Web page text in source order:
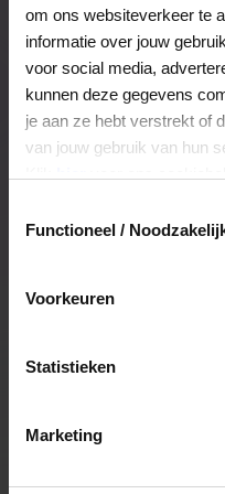
om ons websiteverkeer te
informatie over jouw
voor social media,
kunnen deze gegevens
je aan ze hebt verstrekt of
van jouw gebruik van hun
Functioneel /
Voorkeuren
Statistieken
Marketing
Waarom een
cadeaukaart
Lokale
bestedingen binnen
de lokale economie
tussen ondernemers.
daar een extra
én de positionering
stad.
ondernemerschap
stad vergroot en
als bezoekers.